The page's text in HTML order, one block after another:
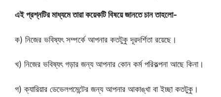
এই প্রশ্নটির মাধ্যমে তারা কয়েকটি বিষয়ে জানতে চান তাহলো-
ক) নিজের ভবিষ্যৎ সম্পর্কে আপনার কতটুকু দূরদর্শিতা রয়েছে।
খ) নিজের ভবিষ্যৎ গড়ার জন্য আপনার কোন কর্ম পরিকল্পনা আছে কিনা।
গ) ক্যারিয়ার ডেভেলপমেন্টের জন্য আপনার আকাঙ্খা বা ইচ্ছা কতটুকু।